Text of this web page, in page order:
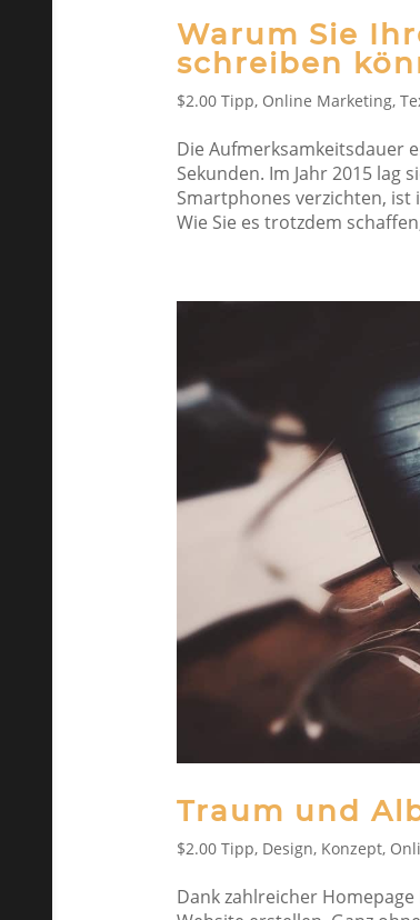
Warum Sie
schreiben
$2.00 Tipp, Online Marketing,
Die Aufmerksamkeitsdauer
Sekunden. Im Jahr 2015 lag
Smartphones verzichten, ist
Wie Sie es trotzdem
Traum und
$2.00 Tipp, Design, Konzept,
Dank zahlreicher